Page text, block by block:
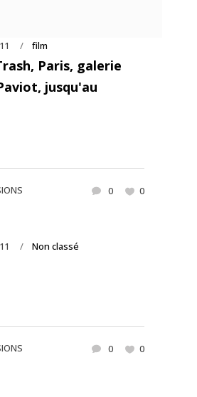
film
Paris, galerie
jusqu'au
0 0
Non classé
0 0